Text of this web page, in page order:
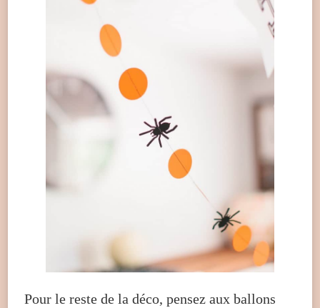
Pour le reste de la déco, pensez aux ballons